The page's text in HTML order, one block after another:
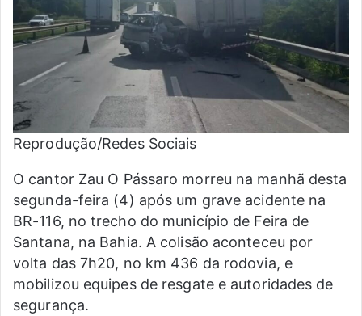
Reprodução/Redes Sociais
O cantor Zau O Pássaro morreu na manhã desta
segunda-feira (4) após um grave acidente na
BR-116, no trecho do município de Feira de
Santana, na Bahia. A colisão aconteceu por
volta das 7h20, no km 436 da rodovia, e
mobilizou equipes de resgate e autoridades de
segurança.